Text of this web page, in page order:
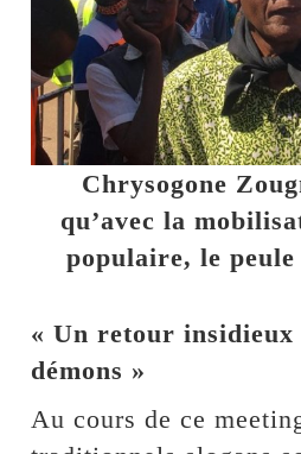
Chrysogone
qu’avec la
populaire, le
« Un retour insidieux
démons »
Au cours de ce